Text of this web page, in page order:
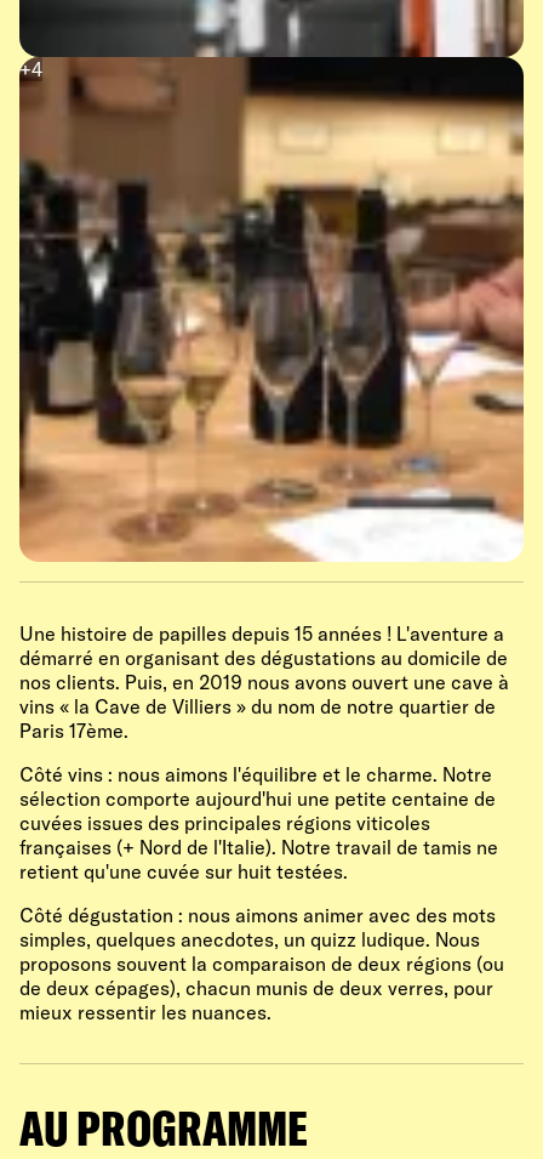
Une histoire de papilles depuis 15 années ! L'aventure a
démarré en organisant des dégustations au domicile de
nos clients. Puis, en 2019 nous avons ouvert une cave à
vins « la Cave de Villiers » du nom de notre quartier de
Paris 17ème.
Côté vins : nous aimons l'équilibre et le charme. Notre
sélection comporte aujourd'hui une petite centaine de
cuvées issues des principales régions viticoles
françaises (+ Nord de l'Italie). Notre travail de tamis ne
retient qu'une cuvée sur huit testées.
Côté dégustation : nous aimons animer avec des mots
simples, quelques anecdotes, un quizz ludique. Nous
proposons souvent la comparaison de deux régions (ou
de deux cépages), chacun munis de deux verres, pour
mieux ressentir les nuances.
AU PROGRAMME